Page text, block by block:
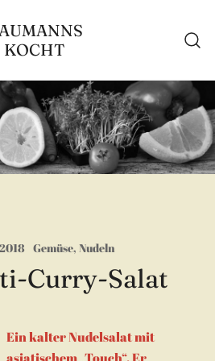
KOCHT
Gemüse, Nudeln
Curry-Salat
Ein kalter Nudelsalat mit